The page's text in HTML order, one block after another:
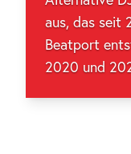
aus, das seit
Beatport
2020 und